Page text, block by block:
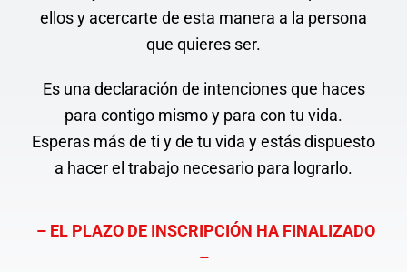
ellos y acercarte de esta manera a la persona
que quieres ser.
Es una declaración de intenciones que haces
para contigo mismo y para con tu vida.
Esperas más de ti y de tu vida y estás dispuesto
a hacer el trabajo necesario para lograrlo.
– EL PLAZO DE INSCRIPCIÓN HA FINALIZADO
–